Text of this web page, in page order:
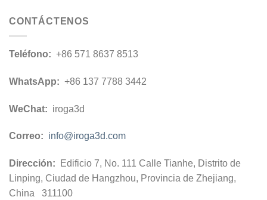
CONTÁCTENOS
Teléfono: +86 571 8637 8513
WhatsApp: +86 137 7788 3442
WeChat: iroga3d
Correo: info@iroga3d.com
Dirección: Edificio 7, No. 111 Calle Tianhe, Distrito de
Linping, Ciudad de Hangzhou, Provincia de Zhejiang,
China 311100